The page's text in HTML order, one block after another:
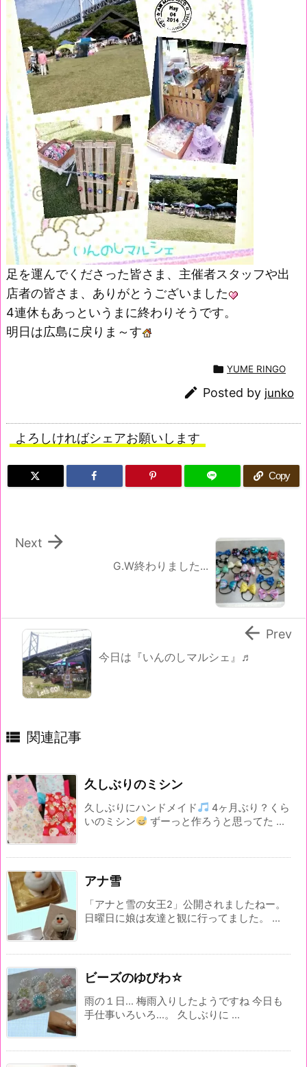
足を運んでくださった皆さま、主催者スタッフや出
店者の皆さま、ありがとうございました
4連休もあっというまに終わりそうです。
明日は広島に戻りま～す
 YUME RINGO
 Posted by junko
よろしければシェアお願いします
Copy
G.W終わりました...

Next
今日は『いんのしマルシェ』♬
 Prev
 関連記事
久しぶりのミシン
久しぶりにハンドメイド
4ヶ月ぶり？くら
いのミシン
ずーっと作ろうと思ってた ...
アナ雪
「アナと雪の女王2」公開されましたねー。
日曜日に娘は友達と観に行ってました。 ...
ビーズのゆびわ☆
雨の１日... 梅雨入りしたようですね 今日も
手仕事いろいろ...。 久しぶりに ...